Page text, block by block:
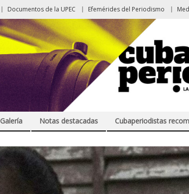
Documentos de la UPEC Efemérides del Periodismo
Galería Notas destacadas Cubaperiodistas